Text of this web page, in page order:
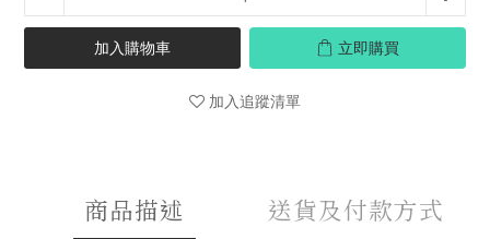
加入購物車 立即購買
加入追蹤清單
商品描述 送貨及付款方式